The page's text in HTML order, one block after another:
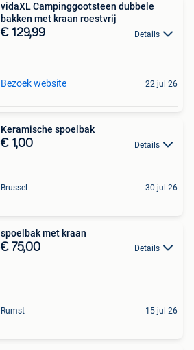
vidaXL Campinggootsteen dubbele
bakken met kraan roestvrij
€ 129,99 Details
Bezoek website 22 jul 26
Keramische spoelbak
€ 1,00 Details
Brussel 30 jul 26
spoelbak met kraan
€ 75,00 Details
Rumst 15 jul 26